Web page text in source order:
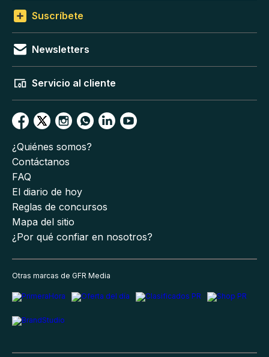
Suscríbete
Newsletters
Servicio al cliente
¿Quiénes somos?
Contáctanos
FAQ
El diario de hoy
Reglas de concursos
Mapa del sitio
¿Por qué confiar en nosotros?
Otras marcas de GFR Media